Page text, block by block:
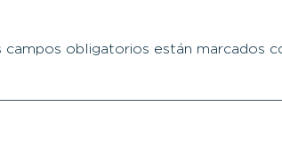
campos obligatorios están marcados